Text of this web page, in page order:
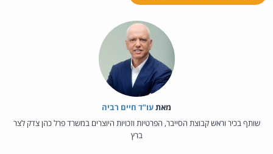
מאת‏עו"ד חיים רביה
שותף בכיר וראש קבוצת הסייבר, הפרטיות וזכויות היוצרים במשרד פרל כהן צדק לצר
ברץ